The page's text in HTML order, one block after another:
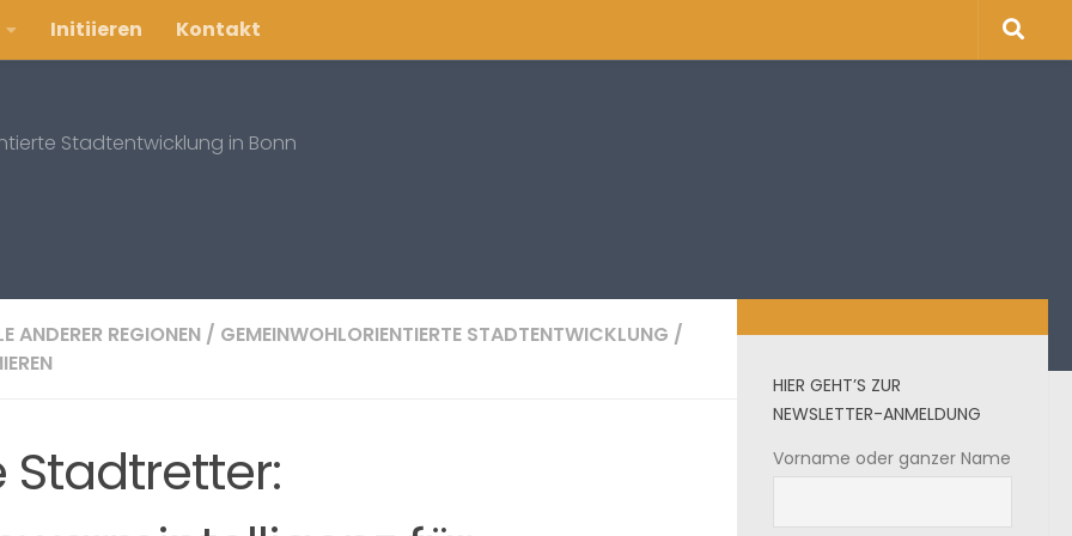
Initiieren Kontakt
Stadtentwicklung in Bonn
ANDERER REGIONEN / GEMEINWOHLORIENTIERTE STADTENTWICKLUNG /
Stadtretter:
HIER GEHT’S ZUR
NEWSLETTER-ANMELDUNG
Vorname oder ganzer Name